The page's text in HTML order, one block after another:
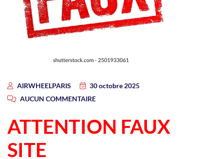
AIRWHEELPARIS
30 octobre 2025
AUCUN COMMENTAIRE
ATTENTION FAUX
SITE